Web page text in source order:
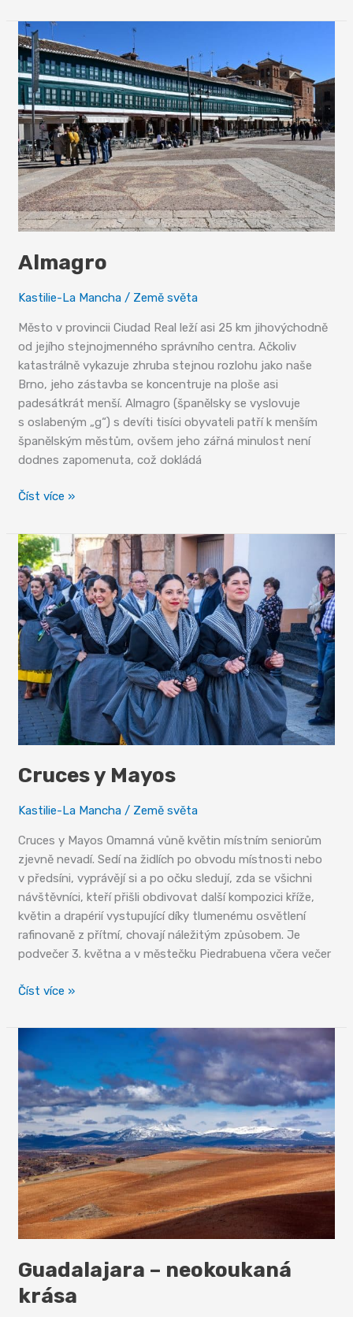
Las
Tablas
de
Daimiel
Almagro
Kastilie-La Mancha / Země světa
Město v provincii Ciudad Real leží asi 25 km jihovýchodně
od jejího stejnojmenného správního centra. Ačkoliv
katastrálně vykazuje zhruba stejnou rozlohu jako naše
Brno, jeho zástavba se koncentruje na ploše asi
padesátkrát menší. Almagro (španělsky se vyslovuje
s oslabeným „g“) s devíti tisíci obyvateli patří k menším
španělským městům, ovšem jeho zářná minulost není
dodnes zapomenuta, což dokládá
Almagro
Číst více »
Cruces y Mayos
Kastilie-La Mancha / Země světa
Cruces y Mayos Omamná vůně květin místním seniorům
zjevně nevadí. Sedí na židlích po obvodu místnosti nebo
v předsíni, vyprávějí si a po očku sledují, zda se všichni
návštěvníci, kteří přišli obdivovat další kompozici kříže,
květin a drapérií vystupující díky tlumenému osvětlení
rafinovaně z přítmí, chovají náležitým způsobem. Je
podvečer 3. května a v městečku Piedrabuena včera večer
Cruces
Mayos
Číst více »
Guadalajara – neokoukaná
krása